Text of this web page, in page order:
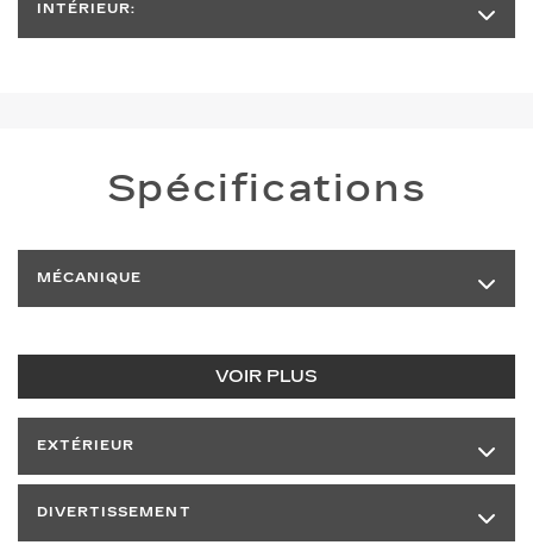
INTÉRIEUR:
Spécifications
MÉCANIQUE
VOIR PLUS
EXTÉRIEUR
DIVERTISSEMENT